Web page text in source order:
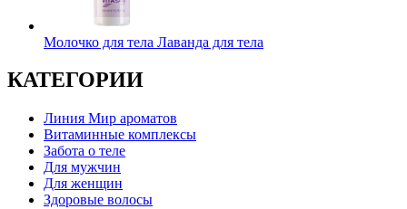
Молочко для тела Лаванда для тела
КАТЕГОРИИ
Линия Мир ароматов
Витаминные комплексы
Забота о теле
Для мужчин
Для женщин
Здоровые волосы